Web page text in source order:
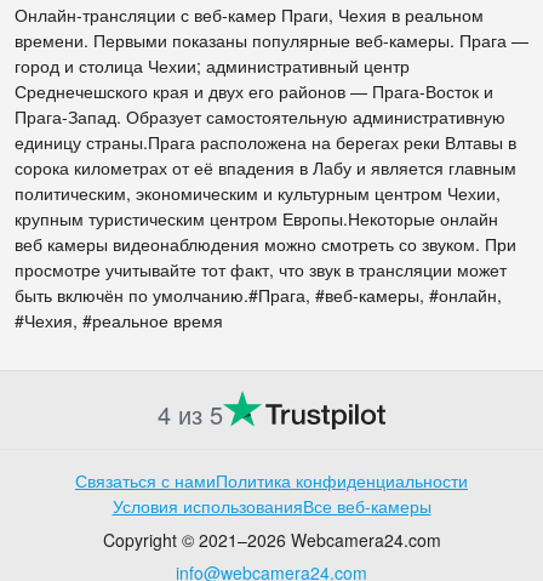
Онлайн-трансляции с веб-камер Праги, Чехия в реальном
времени. Первыми показаны популярные веб-камеры. Прага —
город и столица Чехии; административный центр
Среднечешского края и двух его районов — Прага-Восток и
Прага-Запад. Образует самостоятельную административную
единицу страны.Прага расположена на берегах реки Влтавы в
сорока километрах от её впадения в Лабу и является главным
политическим, экономическим и культурным центром Чехии,
крупным туристическим центром Европы.Некоторые онлайн
веб камеры видеонаблюдения можно смотреть со звуком. При
просмотре учитывайте тот факт, что звук в трансляции может
быть включён по умолчанию.#Прага, #веб-камеры, #онлайн,
#Чехия, #реальное время
4 из 5
Связаться с намиПолитика конфиденциальности
Условия использованияВсе веб-камеры
Copyright © 2021–2026 Webcamera24.com
info@webcamera24.com